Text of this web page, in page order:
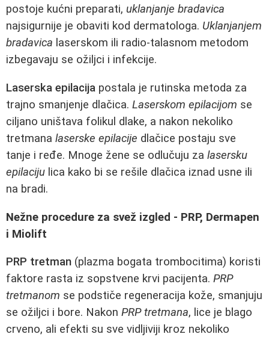
postoje kućni preparati, uklanjanje bradavica
najsigurnije je obaviti kod dermatologa. Uklanjanjem
bradavica laserskom ili radio-talasnom metodom
izbegavaju se ožiljci i infekcije.
Laserska epilacija postala je rutinska metoda za
trajno smanjenje dlačica. Laserskom epilacijom se
ciljano uništava folikul dlake, a nakon nekoliko
tretmana laserske epilacije dlačice postaju sve
tanje i ređe. Mnoge žene se odlučuju za lasersku
epilaciju lica kako bi se rešile dlačica iznad usne ili
na bradi.
Nežne procedure za svež izgled - PRP, Dermapen
i Miolift
PRP tretman (plazma bogata trombocitima) koristi
faktore rasta iz sopstvene krvi pacijenta. PRP
tretmanom se podstiče regeneracija kože, smanjuju
se ožiljci i bore. Nakon PRP tretmana, lice je blago
crveno, ali efekti su sve vidljiviji kroz nekoliko